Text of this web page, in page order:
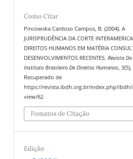
Como Citar
Pincowska Cardoso Campos, B. (2004). A
JURISPRUDÊNCIA DA CORTE
DIREITOS HUMANOS EM MATÉRIA
DESENVOLVIMENTOS RECENTES.Revista Do
Instituto Brasileiro De Direitos Humanos,5(5),
Recuperado de
https://revista.ibdh.org.br/index.php/ibdh/
view/62
Fomatos de Citação
Edição